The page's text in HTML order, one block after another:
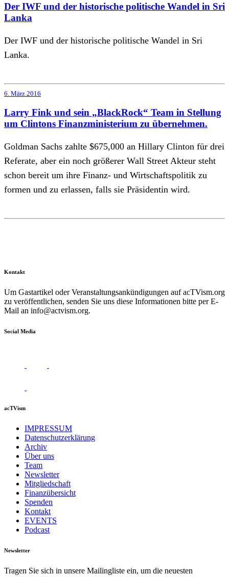
Der IWF und der historische politische Wandel in Sri
Lanka
Der IWF und der historische politische Wandel in Sri
Lanka.
6. März 2016
Larry Fink und sein „BlackRock“ Team in Stellung
um Clintons Finanzministerium zu übernehmen.
Goldman Sachs zahlte $675,000 an Hillary Clinton für drei
Referate, aber ein noch größerer Wall Street Akteur steht
schon bereit um ihre Finanz- und Wirtschaftspolitik zu
formen und zu erlassen, falls sie Präsidentin wird.
Kontakt
Um Gastartikel oder Veranstaltungsankündigungen auf acTVism.org
zu veröffentlichen, senden Sie uns diese Informationen bitte per E-
Mail an info@actvism.org.
Social Media
acTVism
IMPRESSUM
Datenschutzerklärung
Archiv
Über uns
Team
Newsletter
Mitgliedschaft
Finanzübersicht
Spenden
Kontakt
EVENTS
Podcast
Newsletter
Tragen Sie sich in unsere Mailingliste ein, um die neuesten